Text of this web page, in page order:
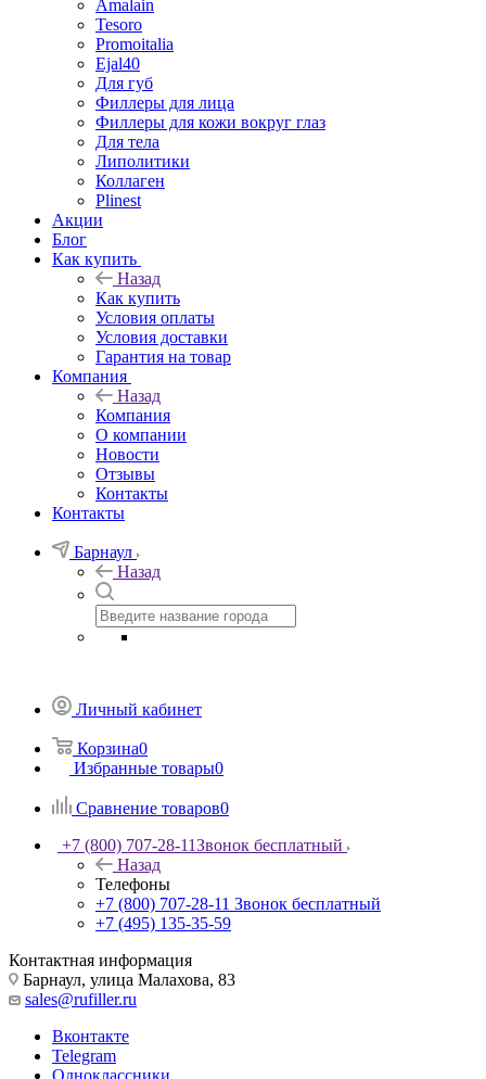
Amalain
Tesoro
Promoitalia
Ejal40
Для губ
Филлеры для лица
Филлеры для кожи вокруг глаз
Для тела
Липолитики
Коллаген
Plinest
Акции
Блог
Как купить
Назад
Как купить
Условия оплаты
Условия доставки
Гарантия на товар
Компания
Назад
Компания
О компании
Новости
Отзывы
Контакты
Контакты
Барнаул
Назад
Личный кабинет
Корзина0
Избранные товары0
Сравнение товаров0
+7 (800) 707-28-11Звонок бесплатный
Назад
Телефоны
+7 (800) 707-28-11 Звонок бесплатный
+7 (495) 135-35-59
Контактная информация
Барнаул, улица Малахова, 83
sales@rufiller.ru
Вконтакте
Telegram
Одноклассники